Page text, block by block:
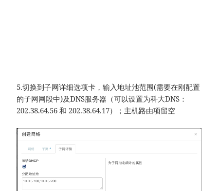
5.切换到子网详细选项卡，输入地址池范围(需要在刚配置
的子网网段中)及DNS服务器（可以设置为科大DNS：
202.38.64.56 和 202.38.64.17）；主机路由项留空